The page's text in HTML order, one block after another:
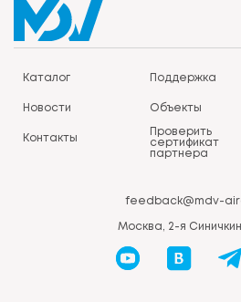
Каталог Поддержка
Новости Объекты
Контакты
Проверить
сертификат
партнера
feedback@mdv-
Москва, 2-я